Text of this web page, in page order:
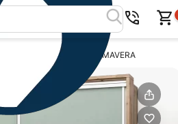
Dulap usi glisante PRIMAVERA